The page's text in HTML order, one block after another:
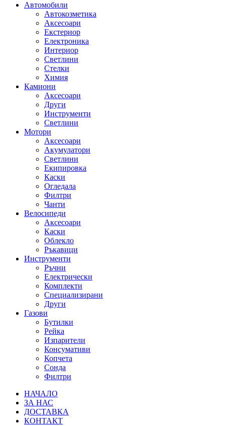
Автомобили
Автокозметика
Аксесоари
Екстериор
Електроника
Интериор
Светлини
Стелки
Химия
Камиони
Аксесоари
Други
Инструменти
Светлини
Мотори
Аксесоари
Акумулатори
Светлини
Екипировка
Каски
Огледала
Филтри
Чанти
Велосипеди
Аксесоари
Каски
Облекло
Ръкавици
Инструменти
Ръчни
Електрически
Комплекти
Специализирани
Други
Газови
Бутилки
Рейка
Изпарители
Консумативи
Копчета
Сонда
Филтри
НАЧАЛО
ЗА НАС
ДОСТАВКА
КОНТАКТ